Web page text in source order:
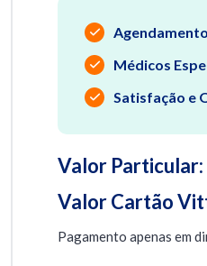
Médicos
Satisfação e
Valor Particular:
Valor Cartão
Pagamento apenas em